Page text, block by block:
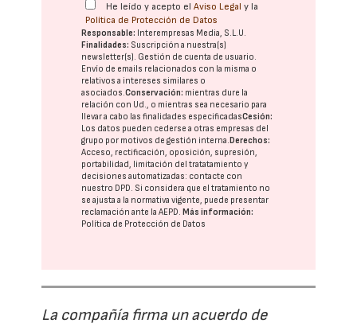
He leído y acepto elAviso Legal y la
Política de Protección de Datos
Responsable: Interempresas Media, S.L.U.
Finalidades: Suscripción a nuestra(s)
newsletter(s). Gestión de cuenta de usuario.
Envío de emails relacionados con la misma o
relativos a intereses similares o
asociados.Conservación: mientras dure la
relación con Ud., o mientras sea necesario para
llevar a cabo las finalidades especificadasCesión:
Los datos pueden cederse a otras empresas del
grupo por motivos de gestión interna. Derechos:
Acceso, rectificación, oposición, supresión,
portabilidad, limitación del tratatamiento y
decisiones automatizadas: contacte con
nuestro DPD. Si considera que el tratamiento no
se ajusta a la normativa vigente, puede presentar
reclamación ante laAEPD. Más información:
Política de Protección de Datos
La compañía firma un acuerdo de